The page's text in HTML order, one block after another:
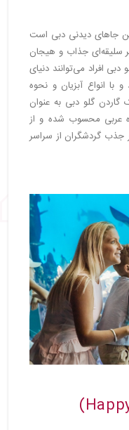
جاهای دیدنی دبی است
سلیقه‌ای جذاب و هیجان
افراد می‌توانند دنیای
با انواع آبزیان و نحوه
گاردن گلو دبی به عنوان
عربی محسوب شده و از
جذب گردشگران از سراسر